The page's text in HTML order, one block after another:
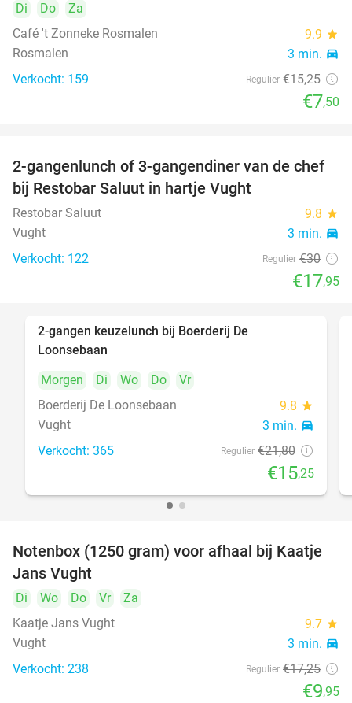
Di Do
Za
Café 't Zonneke Rosmalen
9.9 star
Rosmalen 3 min. directions_car
Verkocht: 159 Regulier €15,25
€7,50
40%
2-gangenlunch of 3-gangendiner van de chef
bij Restobar Saluut in hartje Vught
Restobar Saluut 9.8 star
Vught 3 min. directions_car
Verkocht: 122 Regulier €30
€17,95
2-gangen keuzelunch bij Boerderij De
Loonsebaan
Morgen
Di Wo Do
Vr
Boerderij De Loonsebaan
9.8 star
Vught 3 min. directions_car
Verkocht: 365 Regulier €21,80
€15,25
42%
Notenbox (1250 gram) voor afhaal bij Kaatje
Jans Vught
Di Wo Do Vr
Za
Kaatje Jans Vught
9.7 star
Vught 3 min. directions_car
Verkocht: 238 Regulier €17,25
€9,95